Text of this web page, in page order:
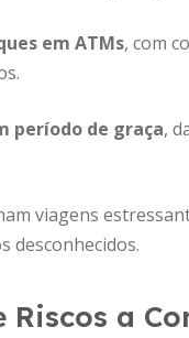
em ATMs, com
período de graça,
viagens
desconhecidos.
Riscos a